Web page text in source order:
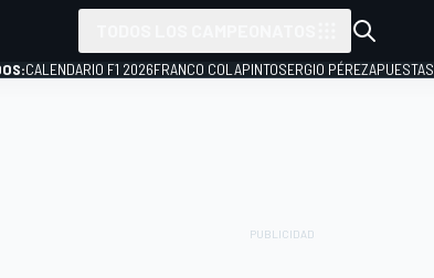
CALENDARIO F1 2026FRANCO COLAPINTOSERGIO PÉREZAPUESTAS